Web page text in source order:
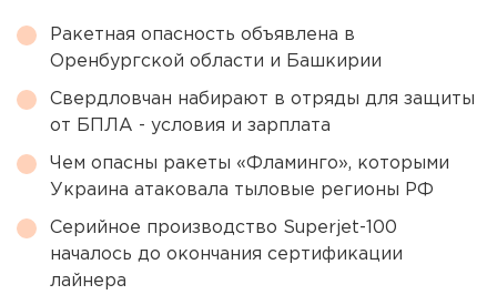
Ракетная опасность объявлена в
Оренбургской области и Башкирии
Свердловчан набирают в отряды для защиты
от БПЛА - условия и зарплата
Чем опасны ракеты «Фламинго», которыми
Украина атаковала тыловые регионы РФ
Серийное производство Superjet-100
началось до окончания сертификации
лайнера